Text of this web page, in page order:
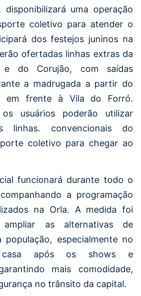
disponibilizará uma operação
coletivo para atender o
dos festejos juninos na
ofertadas linhas extras da
do Corujão, com saídas
a madrugada a partir do
em frente à Vila do Forró.
usuários poderão utilizar
linhas. convencionais do
coletivo para chegar ao
funcionará durante todo o
a programação
na Orla. A medida foi
ampliar as alternativas de
população, especialmente no
após os shows e
mais comodidade,
no trânsito da capital.